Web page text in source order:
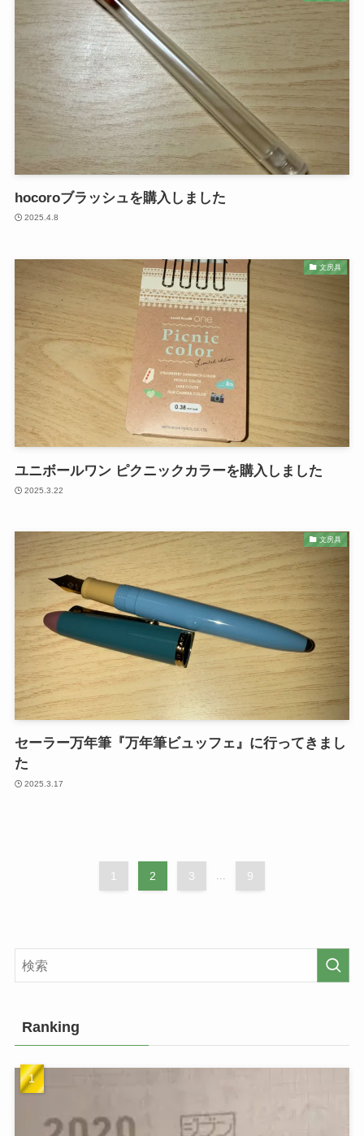
hocoroブラッシュを購入しました
2025.4.8
文房具
ユニボールワン ピクニックカラーを購入しました
2025.3.22
文房具
セーラー万年筆『万年筆ビュッフェ』に行ってきまし
た
2025.3.17
1 2 3 ... 9
Ranking